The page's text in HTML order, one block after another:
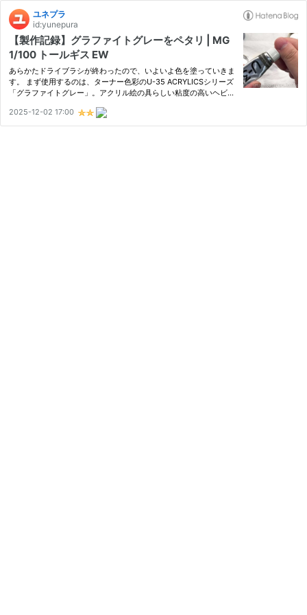
ユネプラ
id:yunepura
【製作記録】グラファイトグレーをペタリ | MG
1/100 トールギス EW
あらかたドライブラシが終わったので、いよいよ色を塗っていきま
す。 まず使用するのは、ターナー色彩のU-35 ACRYLICSシリーズ
「グラファイトグレー」。アクリル絵の具らしい粘度の高いヘビー
す。濃い鉛筆で塗りつぶしたような独特の鈍い光沢感が魅力で、
金…
2025-12-02 17:00